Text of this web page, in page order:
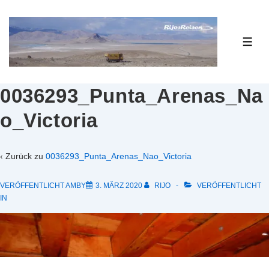
Zum
Inhalt
0036293_Punta_Arenas_Na
o_Victoria
‹ Zurück zu 0036293_Punta_Arenas_Nao_Victoria
VERÖFFENTLICHT AMBY 3. MÄRZ 2020 RIJO
VERÖFFENTLICHT
IN